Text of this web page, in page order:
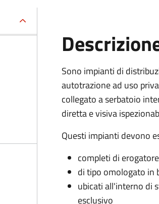
Sono impianti di
autotrazione ad uso
collegato a serbatoio
diretta e visiva
Questi impianti devono
completi di erogatore
di tipo omologato
ubicati all'interno di
esclusivo